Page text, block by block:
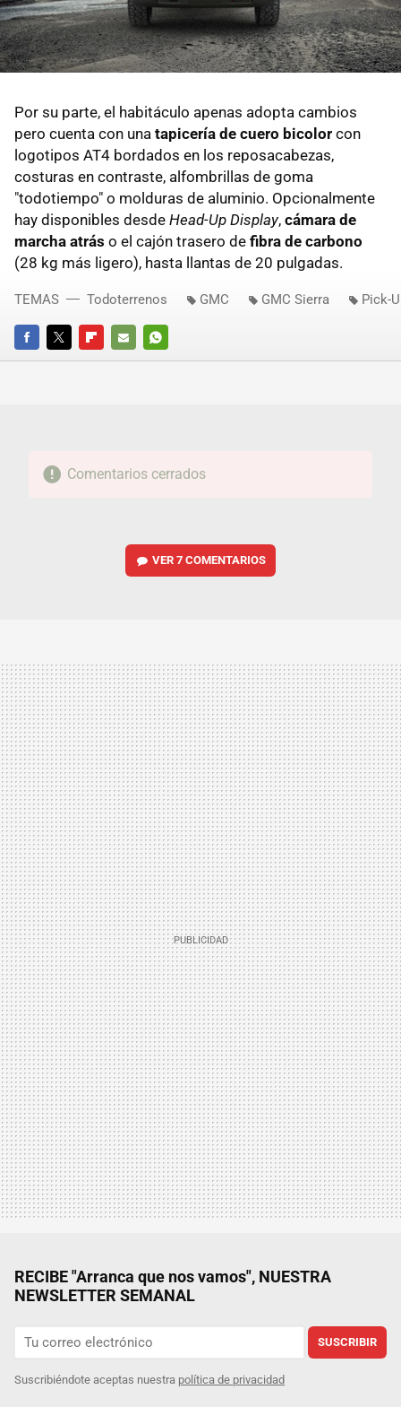
Por su parte, el habitáculo apenas adopta cambios
pero cuenta con una tapicería de cuero bicolor con
logotipos AT4 bordados en los reposacabezas,
costuras en contraste, alfombrillas de goma
"todotiempo" o molduras de aluminio. Opcionalmente
hay disponibles desde Head-Up Display, cámara de
marcha atrás o el cajón trasero de fibra de carbono
(28 kg más ligero), hasta llantas de 20 pulgadas.
FACEBOOKTWITTERFLIPBOARD
E-
WHATSAPP
TEMAS Todoterrenos GMC GMC Sierra Pick-
Comentarios cerrados
VER7 COMENTARIOS
RECIBE "Arranca que nos vamos", NUESTRA
NEWSLETTER SEMANAL
SUSCRIBIR
Suscribiéndote aceptas nuestra política de privacidad